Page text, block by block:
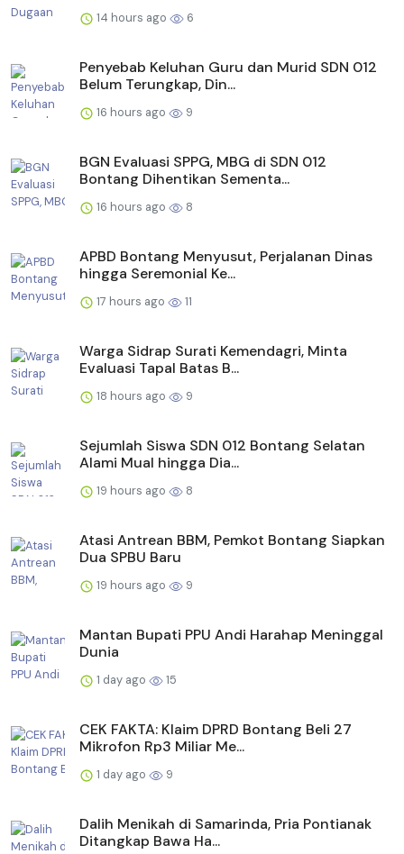
14 hours ago 6
Penyebab Keluhan Guru dan Murid SDN 012
Belum Terungkap, Din...
16 hours ago 9
BGN Evaluasi SPPG, MBG di SDN 012
Bontang Dihentikan Sementa...
16 hours ago 8
APBD Bontang Menyusut, Perjalanan Dinas
hingga Seremonial Ke...
17 hours ago 11
Warga Sidrap Surati Kemendagri, Minta
Evaluasi Tapal Batas B...
18 hours ago 9
Sejumlah Siswa SDN 012 Bontang Selatan
Alami Mual hingga Dia...
19 hours ago 8
Atasi Antrean BBM, Pemkot Bontang Siapkan
Dua SPBU Baru
19 hours ago 9
Mantan Bupati PPU Andi Harahap Meninggal
Dunia
1 day ago 15
CEK FAKTA: Klaim DPRD Bontang Beli 27
Mikrofon Rp3 Miliar Me...
1 day ago 9
Dalih Menikah di Samarinda, Pria Pontianak
Ditangkap Bawa Ha...